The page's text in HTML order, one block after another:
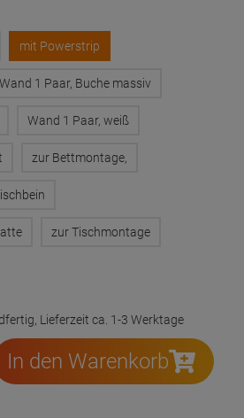
mit Powerstrip
Wand 1 Paar, Buche massiv
Wand 1 Paar, weiß
zur Bettmontage,
zur Tischmontage
Lieferzeit ca. 1-3 Werktage
In den Warenkorb